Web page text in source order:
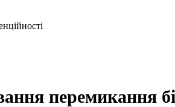
перемикання